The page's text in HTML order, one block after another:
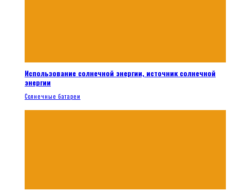
Использование солнечной энергии, источник солнечной
энергии
Солнечные батареи